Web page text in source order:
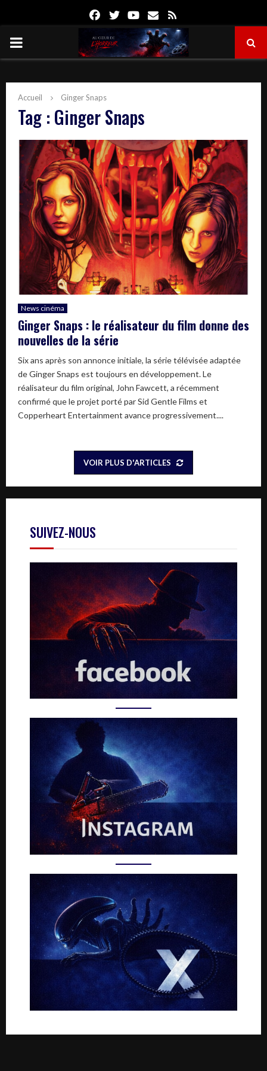
FacebookTwitterYoutube
Email
PRIMARY
Accueil Ginger Snaps
Tag : Ginger Snaps
News cinéma
Ginger Snaps : le réalisateur du film donne des
nouvelles de la série
Six ans après son annonce initiale, la série télévisée adaptée
de Ginger Snaps est toujours en développement. Le
réalisateur du film original, John Fawcett, a récemment
confirmé que le projet porté par Sid Gentle Films et
Copperheart Entertainment avance progressivement....
VOIR PLUS D'ARTICLES
SUIVEZ-NOUS